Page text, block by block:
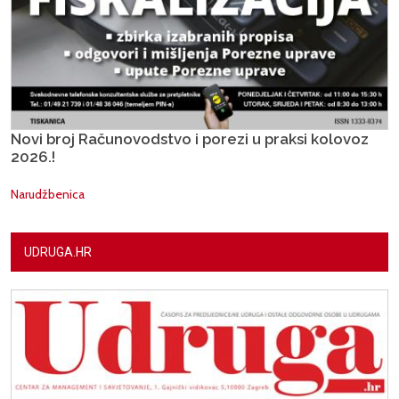
Novi broj Računovodstvo i porezi u praksi kolovoz
2026.!
Narudžbenica
UDRUGA.HR